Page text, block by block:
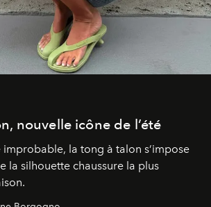
nouvelle icône de l’été
la tong à talon s’impose
la silhouette chaussure la plus